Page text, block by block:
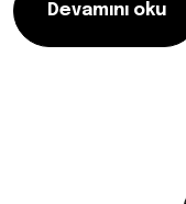
Devamını oku